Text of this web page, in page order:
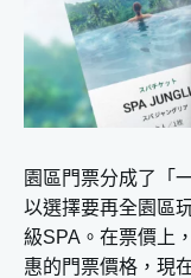
園區門票分成了「
以選擇要再全園區
級SPA。在票價上
惠的門票價格，現